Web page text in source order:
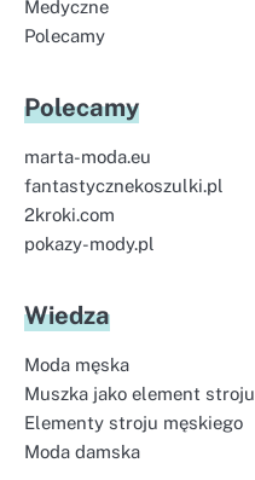
Medyczne
Polecamy
Polecamy
marta-moda.eu
fantastycznekoszulki.pl
2kroki.com
pokazy-mody.pl
Wiedza
Moda męska
Muszka jako element stroju
Elementy stroju męskiego
Moda damska